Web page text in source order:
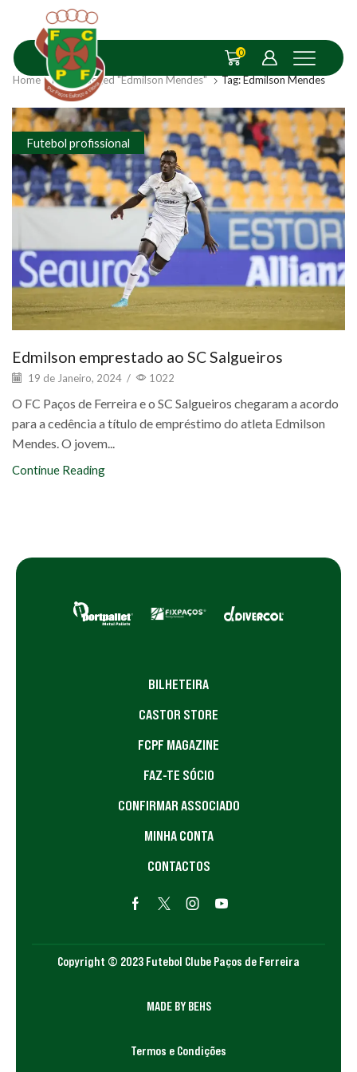
0
Home Posts Tagged "Edmilson Mendes" Tag: Edmilson Mendes
Futebol profissional
Edmilson emprestado ao SC Salgueiros
19 de Janeiro, 2024 / 1022
O FC Paços de Ferreira e o SC Salgueiros chegaram a acordo
para a cedência a título de empréstimo do atleta Edmilson
Mendes. O jovem...
Continue Reading
BILHETEIRA
CASTOR STORE
FCPF MAGAZINE
FAZ-TE SÓCIO
CONFIRMAR ASSOCIADO
MINHA CONTA
CONTACTOS
Copyright © 2023 Futebol Clube Paços de Ferreira
MADE BY BEHS
Termos e Condições